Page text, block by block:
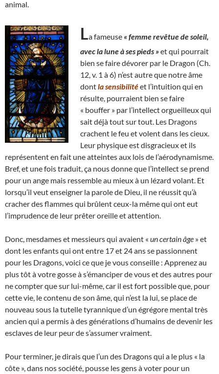
animal.
La fameuse « femme revêtue de soleil,
avec la lune à ses pieds »et qui pourrait
bien se faire dévorer par le Dragon (Ch.
12, v. 1 à 6) n’est autre que notre âme
dontla sensibilitéet l’intuition qui en
résulte, pourraient bien se faire
« bouffer » par l’intellect orgueilleux qui
sait déjà tout sur tout. Les Dragons
crachent le feu et volent dans les cieux.
Leur physique est disgracieux et ils
représentent en fait une atteintes aux lois de l’aérodynamisme.
Bref, et une fois traduit, ça nous donne que l’intellect se prend
pour un ange mais ressemble au mieux à un lézard volant. Et
lorsqu’il veut enseigner la parole de Dieu, il ne réussit qu’à
cracher des flammes qui brûlent ceux-la même qui ont eut
l’imprudence de leur prêter oreille et attention.
Donc, mesdames et messieurs qui avaient « un certain âge » et
dont les enfants qui ont entre 17 et 24 ans se passionnent
pour les Dragons, voici ce que je vous conseille : Apprenez au
plus tôt à votre gosse à s’émanciper de vous et des autres pour
ne compter que sur lui-même, car il est fort possible que, pour
cette vie, le contenu de son âme, qui n’est la lui, se place de
nouveau sous la tutelle tyrannique d’un égrégore mental très
ancien qui a permis à des générations d’humains de devenir les
esclaves de leur peur de s’assumer vraiment.
Pour terminer, je dirais que l’un des Dragons qui a le plus « la
côte », dans nos société, pousse les gens à voter pour un